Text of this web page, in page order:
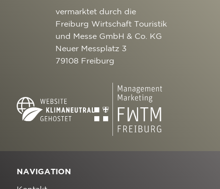
vermarktet durch die
Freiburg Wirtschaft Touristik
und Messe GmbH & Co. KG
Neuer Messplatz 3
79108 Freiburg
NAVIGATION